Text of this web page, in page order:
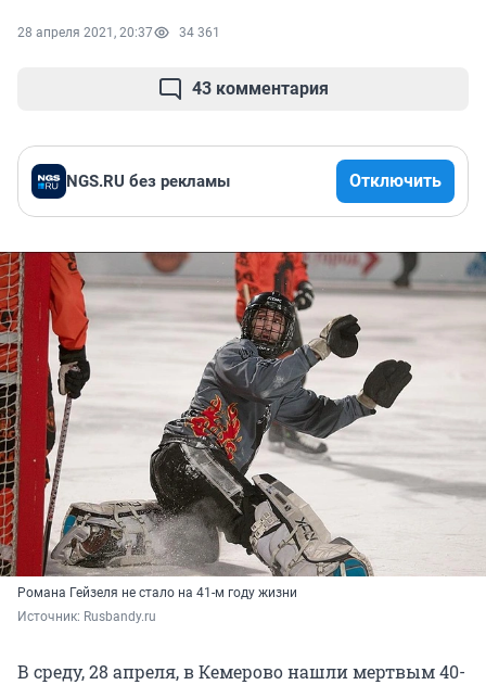
28 апреля 2021, 20:37 34 361
43 комментария
NGS.RU без рекламы Отключить
Романа Гейзеля не стало на 41-м году жизни
Источник: Rusbandy.ru
В среду, 28 апреля, в Кемерово нашли мертвым 40-